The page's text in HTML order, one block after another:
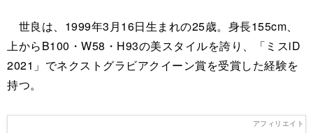
世良は、1999年3月16日生まれの25歳。身長155cm、
上からB100・W58・H93の美スタイルを誇り、「ミスiD
2021」でネクストグラビアクイーン賞を受賞した経験を
持つ。